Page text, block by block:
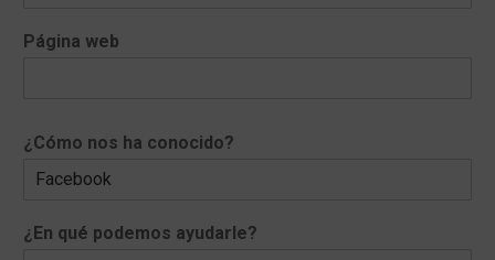
Página web
¿Cómo nos ha conocido?
¿En qué podemos ayudarle?